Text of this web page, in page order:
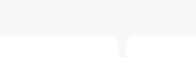
разместить его даже на небольшой